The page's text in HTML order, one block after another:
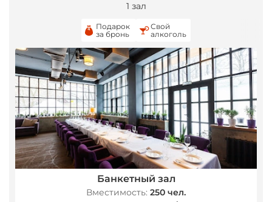
1 зал
Подарок
за бронь
Свой
алкоголь
Банкетный зал
Вместимость: 250 чел.